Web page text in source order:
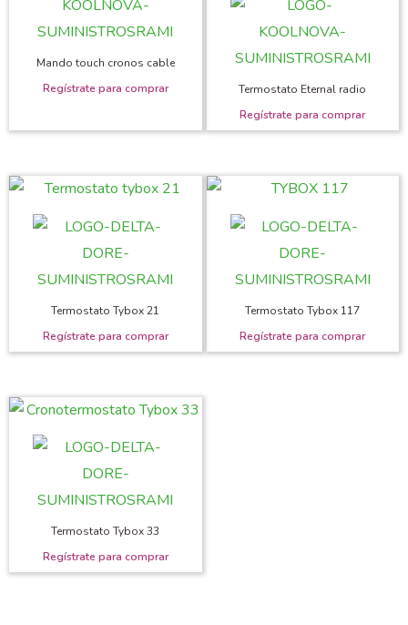
Mando touch cronos cable
Termostato Eternal radio
Termostato Tybox 21 Termostato Tybox 117
Termostato Tybox 33